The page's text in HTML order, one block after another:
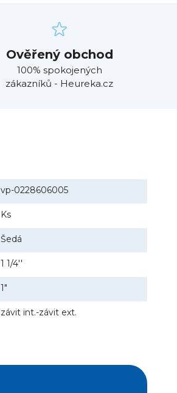
Ověřený obchod
100% spokojených
zákazníků - Heureka.cz
vp-0228606005
Ks
Šedá
1 1/4''
1"
závit int.-závit ext.